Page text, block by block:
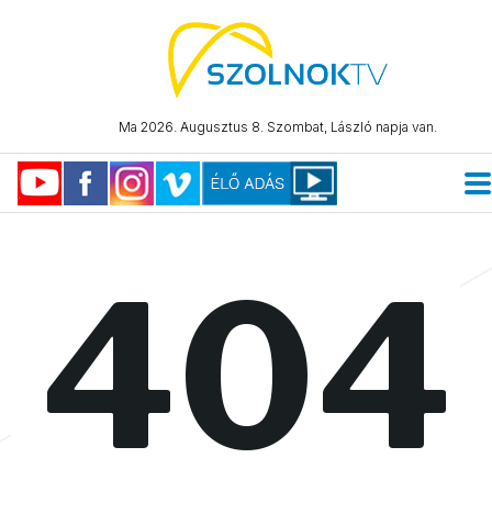
Ma 2026. Augusztus 8. Szombat, László napja van.
404